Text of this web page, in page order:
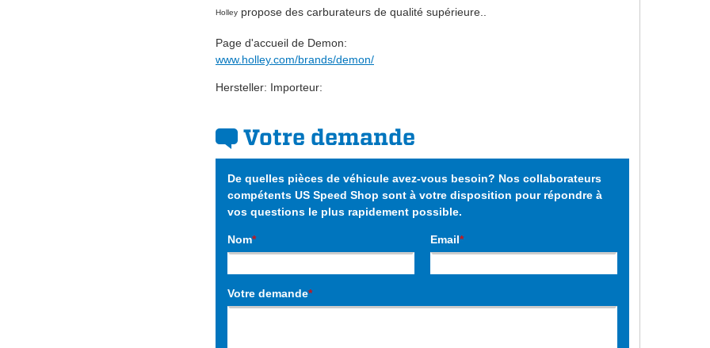
Holley propose des carburateurs de qualité supérieure..
Page d'accueil de Demon:
www.holley.com/brands/demon/
Hersteller: Importeur:
Votre demande
De quelles pièces de véhicule avez-vous besoin? Nos collaborateurs
compétents US Speed Shop sont à votre disposition pour répondre à
vos questions le plus rapidement possible.
Nom* Email*
Votre demande*